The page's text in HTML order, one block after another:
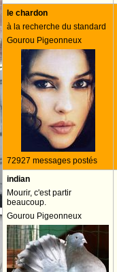
le chardon
à la recherche du standard
Gourou Pigeonneux
72927 messages postés
indian
Mourir, c'est partir
beaucoup.
Gourou Pigeonneux